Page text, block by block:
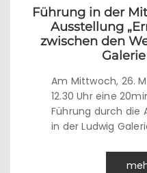
Führung in der
Ausstellung
zwischen den
Am Mittwoch, 26.
12.30 Uhr eine
Führung durch die
in der Ludwig